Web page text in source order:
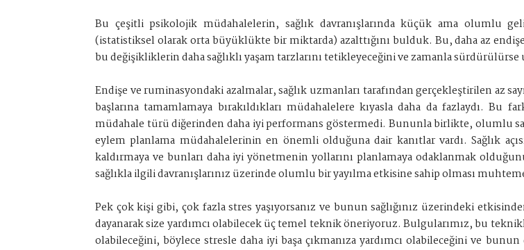
Bu çeşitli psikolojik müdahalelerin, sağlık davranışlarında küçük ama olumlu
(istatistiksel olarak orta büyüklükte bir miktarda) azalttığını bulduk. Bu, daha az
bu değişikliklerin daha sağlıklı yaşam tarzlarını tetikleyeceğini ve zamanla sürdürülürse
Endişe ve ruminasyondaki azalmalar, sağlık uzmanları tarafından gerçekleştirilen az
başlarına tamamlamaya bırakıldıkları müdahalelere kıyasla daha da fazlaydı. Bu
müdahale türü diğerinden daha iyi performans göstermedi. Bununla birlikte, olumlu
eylem planlama müdahalelerinin en önemli olduğuna dair kanıtlar vardı. Sağlık
kaldırmaya ve bunları daha iyi yönetmenin yollarını planlamaya odaklanmak
sağlıkla ilgili davranışlarınız üzerinde olumlu bir yayılma etkisine sahip olması
Pek çok kişi gibi, çok fazla stres yaşıyorsanız ve bunun sağlığınız üzerindeki
dayanarak size yardımcı olabilecek üç temel teknik öneriyoruz. Bulgularımız, bu
olabileceğini, böylece stresle daha iyi başa çıkmanıza yardımcı olabileceğini ve